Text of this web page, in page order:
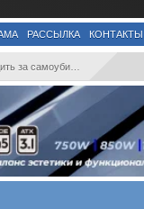
РАССЫЛКА КОНТАКТЫ
самоубийство п...